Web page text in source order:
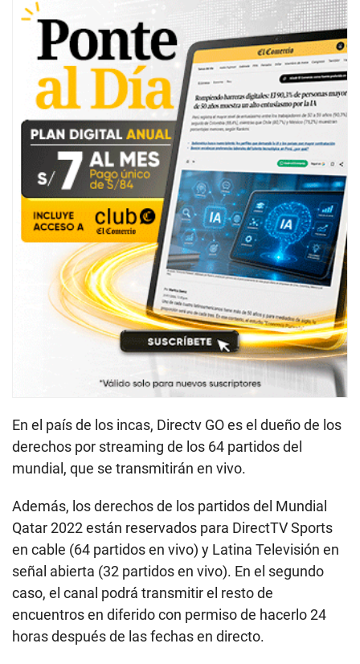
En el país de los incas, Directv GO es el dueño de los
derechos por streaming de los 64 partidos del
mundial, que se transmitirán en vivo.
Además, los derechos de los partidos del Mundial
Qatar 2022 están reservados para DirectTV Sports
en cable (64 partidos en vivo) y Latina Televisión en
señal abierta (32 partidos en vivo). En el segundo
caso, el canal podrá transmitir el resto de
encuentros en diferido con permiso de hacerlo 24
horas después de las fechas en directo.